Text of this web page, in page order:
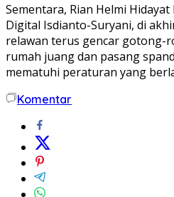
Sementara, Rian Helmi
Digital Isdianto-Suryani, di
relawan terus gencar gotong-
rumah juang dan pasang
mematuhi peraturan yang
Komentar